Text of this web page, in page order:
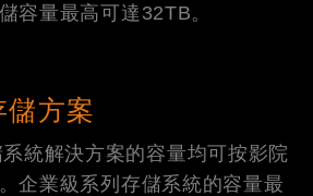
容量最高可達32TB。
方案
統解決方案的容量均可按影院
企業級系列存儲系統的容量最